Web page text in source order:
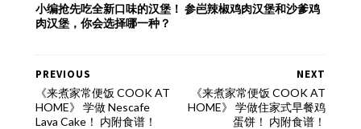
小编抢先吃全新口味的汉堡！ 参岜辣椒鸡肉汉堡和沙爹鸡
肉汉堡，你会选择哪一种？
NEXT
《来煮家常便饭 COOK AT
HOME》 学做住家式早餐鸡
蛋饼！ 内附食谱！
PREVIOUS
《来煮家常便饭 COOK AT
HOME》 学做 Nescafe
Lava Cake！ 内附食谱！